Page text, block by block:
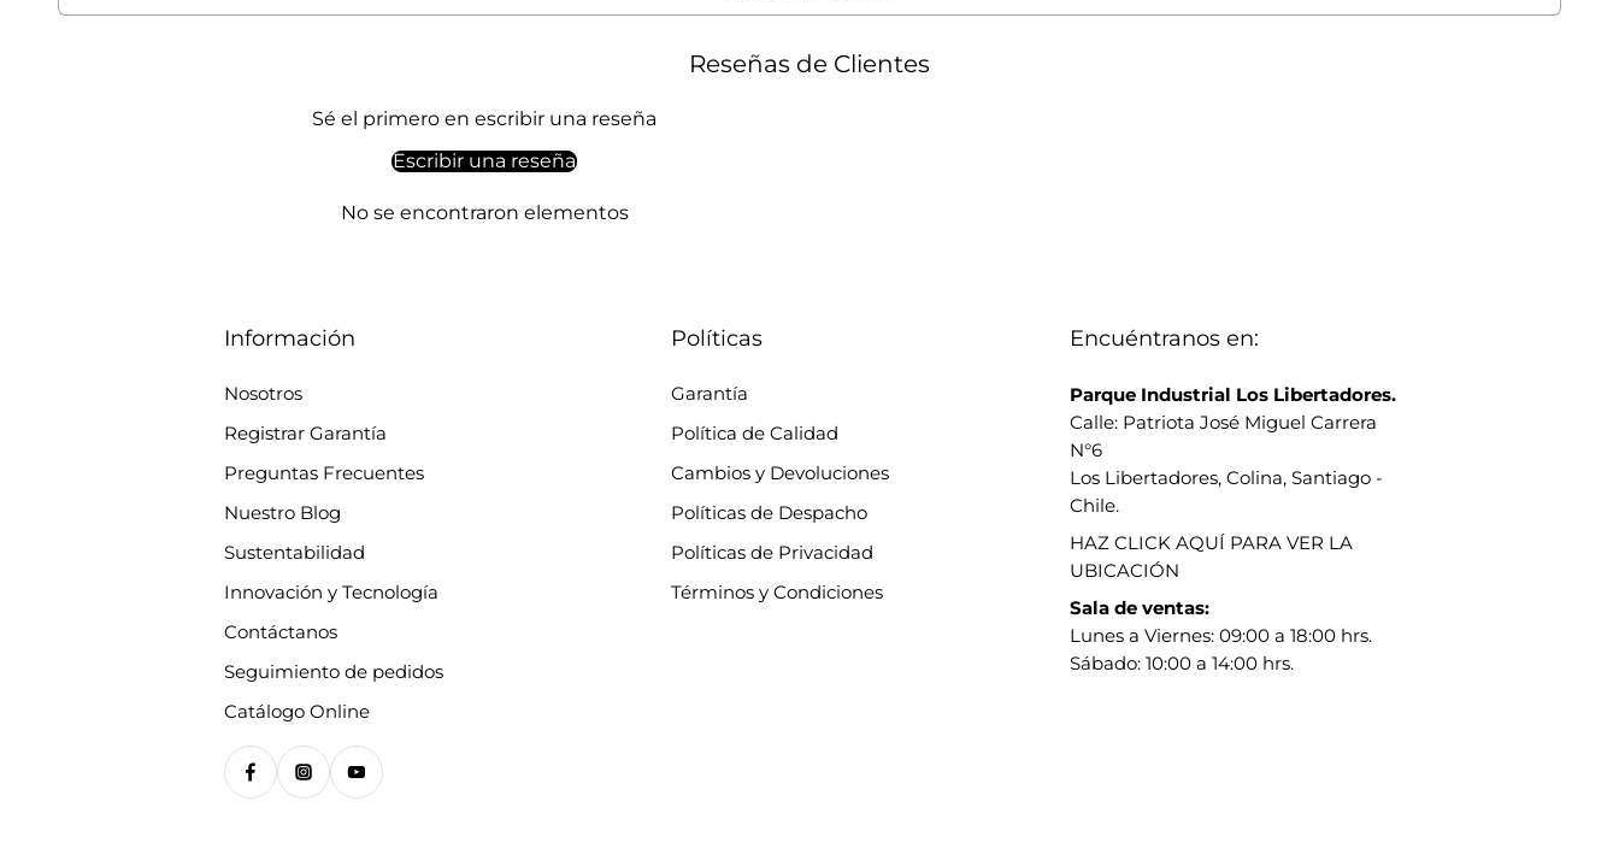
Reseñas de Clientes
Sé el primero en escribir una reseña
Escribir una reseña
No se encontraron elementos
Información
Nosotros
Registrar Garantía
Preguntas Frecuentes
Nuestro Blog
Sustentabilidad
Innovación y Tecnología
Contáctanos
Seguimiento de pedidos
Catálogo Online
Políticas
Garantía
Política de Calidad
Cambios y Devoluciones
Políticas de Despacho
Políticas de Privacidad
Términos y Condiciones
Encuéntranos en:
Parque Industrial Los Libertadores.
Calle: Patriota José Miguel Carrera
N°6
Los Libertadores, Colina, Santiago -
Chile.
HAZ CLICK AQUÍ PARA VER LA
UBICACIÓN
Sala de ventas:
Lunes a Viernes: 09:00 a 18:00 hrs.
Sábado: 10:00 a 14:00 hrs.